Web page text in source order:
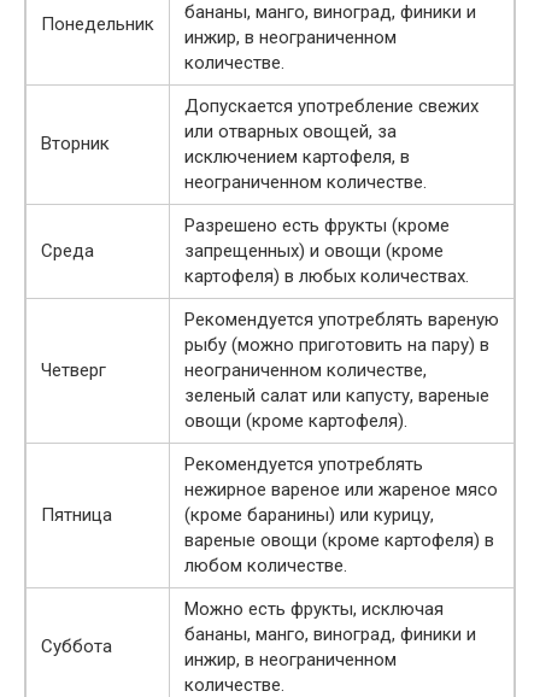
Понедельник
бананы, манго, виноград, финики и
инжир, в неограниченном
количестве.
Вторник
Допускается употребление свежих
или отварных овощей, за
исключением картофеля, в
неограниченном количестве.
Среда
Разрешено есть фрукты (кроме
запрещенных) и овощи (кроме
картофеля) в любых количествах.
Четверг
Рекомендуется употреблять вареную
рыбу (можно приготовить на пару) в
неограниченном количестве,
зеленый салат или капусту, вареные
овощи (кроме картофеля).
Пятница
Рекомендуется употреблять
нежирное вареное или жареное мясо
(кроме баранины) или курицу,
вареные овощи (кроме картофеля) в
любом количестве.
Суббота
Можно есть фрукты, исключая
бананы, манго, виноград, финики и
инжир, в неограниченном
количестве.